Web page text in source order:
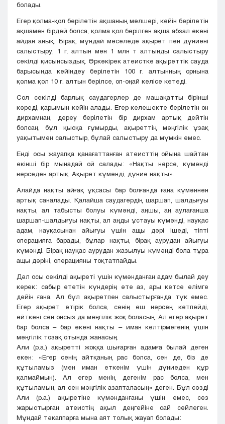
болады.
Егер қолма-қол берілетін ақшаның мөлшері, кейін берілетін
ақшамен бірдей болса, қолма қол берілген ақша абзал екені
айдан анық. Бірақ, мұндай мәселеде ақырет пен дүниені
салыстыру, 1 г. алтын мен 1 млн т алтынды салыстыру
секілді қисынсыздық. Өркөкірек атеистке ақыреттік сауда
барысында кейіндеу берілетін 100 г. алтынның орнына
қолма қол 10 г. алтын берілсе, оп-оңай келісе кетеді.
Сол секілді барлық саудагерлер де машақатты бірінші
көреді, қарымын кейін алады. Егер келешекте берілетін он
дирхамнан, дереу берілетін бір дирхам артық дейтін
болсаң, бұл қысқа ғұмырды, ақыреттің мәңгілік ұзақ
уақытымен салыстыр, бұлай салыстыру да мүмкін емес.
Енді осы жауапқа қанағаттанған атеисттің ойына шайтан
екінші бір мынадай ой салады: «Нақты нәрсе, күмәнді
нәрседен артық. Ақырет күмәнді, дүние нақты».
Алайда нақты айғақ ұқсасы бар болғанда ғана күмәннен
артық саналады. Қалайша саудагердің шаршап, шалдығуы
нақты, ал табысты болуы күмәнді, аңшы, аң аулағанша
шаршап-шалдығуы нақты, ал аңды ұстауы күмәнді, науқас
адам, науқасынан айығуы үшін ащы дәрі ішеді, тіпті
операцияға барады, бұлар нақты, бірақ аурудан айығуы
күмәнді. Бірақ науқас аурудан жазылуы күмәнді бола тұра
ащы дәріні, операцияны тоқтатпайды.
Дәл осы секілді ақыреті үшін күмәнданған адам былай деу
керек: сабыр ететін күндерің өте аз, ары кетсе өлімге
дейін ғана. Ал бұл ақыретпен салыстырғанда түк емес.
Егер ақырет өтірік болса, сенің еш нәрсең кетпейді,
өйткені сен онсыз да мәңгілік жоқ боласың. Ал егер ақырет
бар болса – бар екені нақты – иман келтірмегенің үшін
мәңгілік тозақ отында жанасың.
Али (р.а.) ақыретті жоққа шығарған адамға былай деген
екен: «Егер сенің айтқаның рас болса, сен де, біз де
құтыламыз (мен иман еткенім үшін дүниеден құр
қалмаймын). Ал егер менің дегенім рас болса, мен
құтыламын, ал сен мәңгілік азапталасың» деген. Бұл сөзді
Али (р.а.) ақыретіне күмәнданғаны үшін емес, сөз
жарыстырған атеистің ақыл деңгейіне сай сөйлеген.
Мұндай тәкаппарға мына аят толық жауап болады: